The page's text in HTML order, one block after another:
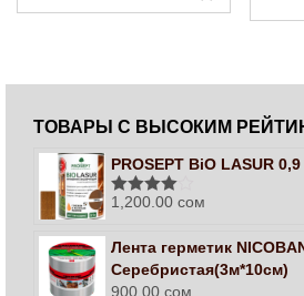
ТОВАРЫ С ВЫСОКИМ
PROSEPT BiO LASUR
Оценка
1,200.00 сом
Лента герметик
Серебристая(3м*10см)
900.00 сом